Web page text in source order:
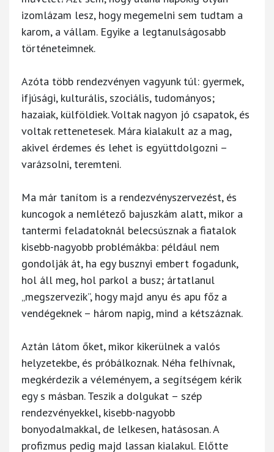
izomlázam lesz, hogy megemelni sem tudtam a
karom, a vállam. Egyike a legtanulságosabb
történeteimnek.
Azóta több rendezvényen vagyunk túl: gyermek,
ifjúsági, kulturális, szociális, tudományos;
hazaiak, külföldiek. Voltak nagyon jó csapatok, és
voltak rettenetesek. Mára kialakult az a mag,
akivel érdemes és lehet is együttdolgozni –
varázsolni, teremteni.
Ma már tanítom is a rendezvényszervezést, és
kuncogok a nemlétező bajuszkám alatt, mikor a
tantermi feladatoknál belecsúsznak a fiatalok
kisebb-nagyobb problémákba: például nem
gondolják át, ha egy busznyi embert fogadunk,
hol áll meg, hol parkol a busz; ártatlanul
„megszervezik”, hogy majd anyu és apu főz a
vendégeknek – három napig, mind a kétszáznak.
Aztán látom őket, mikor kikerülnek a valós
helyzetekbe, és próbálkoznak. Néha felhívnak,
megkérdezik a véleményem, a segítségem kérik
egy s másban. Teszik a dolgukat – szép
rendezvényekkel, kisebb-nagyobb
bonyodalmakkal, de lelkesen, hatásosan. A
profizmus pedig majd lassan kialakul. Előtte